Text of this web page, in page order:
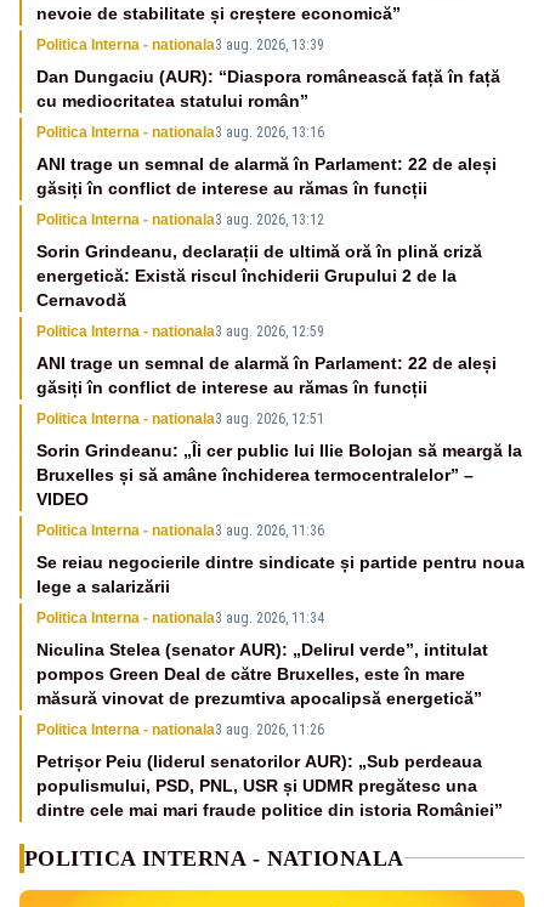
nevoie de stabilitate și creștere economică”
Politica Interna - nationala3 aug. 2026, 13:39
Dan Dungaciu (AUR): “Diaspora românească față în față
cu mediocritatea statului român”
Politica Interna - nationala3 aug. 2026, 13:16
ANI trage un semnal de alarmă în Parlament: 22 de aleși
găsiți în conflict de interese au rămas în funcții
Politica Interna - nationala3 aug. 2026, 13:12
Sorin Grindeanu, declarații de ultimă oră în plină criză
energetică: Există riscul închiderii Grupului 2 de la
Cernavodă
Politica Interna - nationala3 aug. 2026, 12:59
ANI trage un semnal de alarmă în Parlament: 22 de aleși
găsiți în conflict de interese au rămas în funcții
Politica Interna - nationala3 aug. 2026, 12:51
Sorin Grindeanu: „Îi cer public lui Ilie Bolojan să meargă la
Bruxelles și să amâne închiderea termocentralelor” –
VIDEO
Politica Interna - nationala3 aug. 2026, 11:36
Se reiau negocierile dintre sindicate și partide pentru noua
lege a salarizării
Politica Interna - nationala3 aug. 2026, 11:34
Niculina Stelea (senator AUR): „Delirul verde”, intitulat
pompos Green Deal de către Bruxelles, este în mare
măsură vinovat de prezumtiva apocalipsă energetică”
Politica Interna - nationala3 aug. 2026, 11:26
Petrișor Peiu (liderul senatorilor AUR): „Sub perdeaua
populismului, PSD, PNL, USR și UDMR pregătesc una
dintre cele mai mari fraude politice din istoria României”
POLITICA INTERNA - NATIONALA